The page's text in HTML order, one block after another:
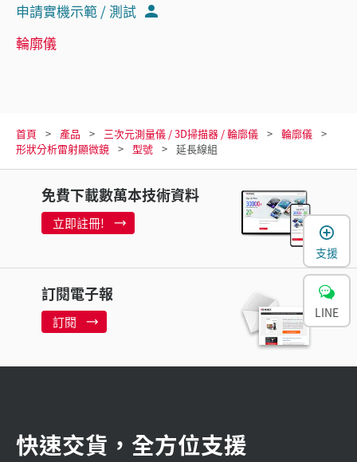
申請實機示範 / 測試
輪廓儀
首頁 產品 三次元測量儀 / 3D掃描器 / 輪廓儀
輪廓儀
形狀分析雷射顯微鏡
型號 延長線組
免費下載數萬本技術資料
立即註冊!
訂閱電子報
訂閱
快速交貨，全方位支援
支援
LINE